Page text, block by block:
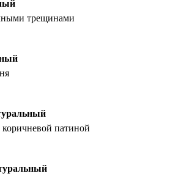
трещинами
патиной